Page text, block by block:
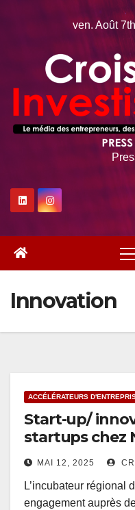
ven. Août
Innovation
ACCÉLÉRATEURS
Start-up/
startups chez
MAI 12, 2025
L’incubateur régional
engagement auprès